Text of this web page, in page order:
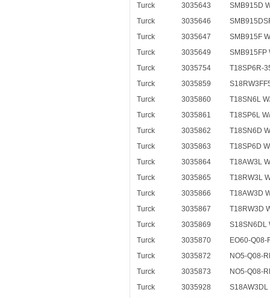
Turck
3035643
SMB915D
Turck
3035646
Turck
3035647
SMB915F
Turck
3035649
SMB915FP
Turck
3035754
T18SP6R-
Turck
3035859
Turck
3035860
T18SN6L
Turck
3035861
T18SP6L
Turck
3035862
T18SN6D
Turck
3035863
T18SP6D
Turck
3035864
T18AW3L
Turck
3035865
T18RW3L
Turck
3035866
T18AW3D
Turck
3035867
T18RW3D
Turck
3035869
S18SN6DL
Turck
3035870
EO60-Q08-
Turck
3035872
NO5-Q08-
Turck
3035873
NO5-Q08-
Turck
3035928
S18AW3DL